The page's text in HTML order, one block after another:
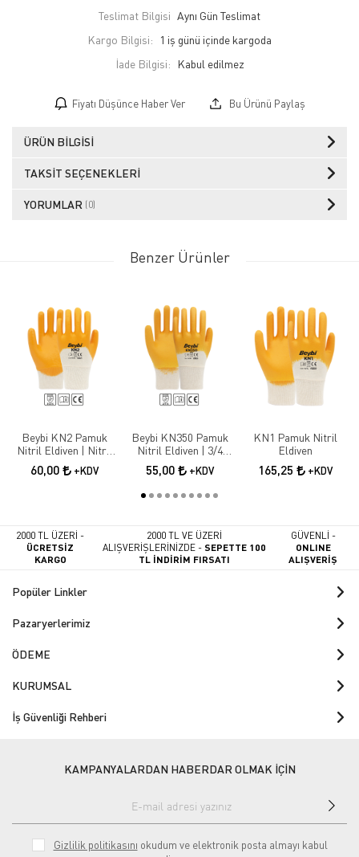
Teslimat Bilgisi Aynı Gün Teslimat
Kargo Bilgisi:
1 iş günü içinde kargoda
İade Bilgisi:
Fiyatı Düşünce Haber Ver Bu Ürünü Paylaş
ÜRÜN BILGISI
TAKSIT SEÇENEKLERI
YORUMLAR (0)
Benzer Ürünler
Beybi KN2 Pamuk
Nitril Eldiven | Nitril
Kaplama İş Güvenliği
Eldiveni
60,00 +KDV
Beybi KN350 Pamuk
Nitril Eldiven | 3/4
Nitril Kaplama İş
Eldiveni
55,00 +KDV
KN1 Pamuk Nitril
Eldiven
165,25 +KDV
2000 TL ÜZERİ -
ÜCRETSİZ
KARGO
2000 TL VE ÜZERİ
ALIŞVERİŞLERİNİZDE -SEPETTE 100
TL İNDİRİM FIRSATI
GÜVENLİ -
ONLINE
ALIŞVERİŞ
Popüler Linkler
Pazaryerlerimiz
ÖDEME
KURUMSAL
İş Güvenliği Rehberi
KAMPANYALARDAN HABERDAR OLMAK İÇİN
Gizlilik politikasını okudum ve elektronik posta almayı kabul